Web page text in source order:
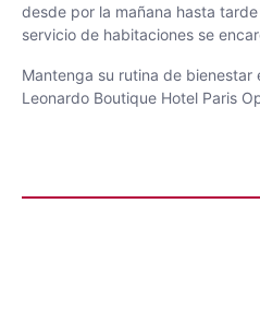
desde por la mañana hasta
servicio de habitaciones se
Mantenga su rutina de
Leonardo Boutique Hotel Paris